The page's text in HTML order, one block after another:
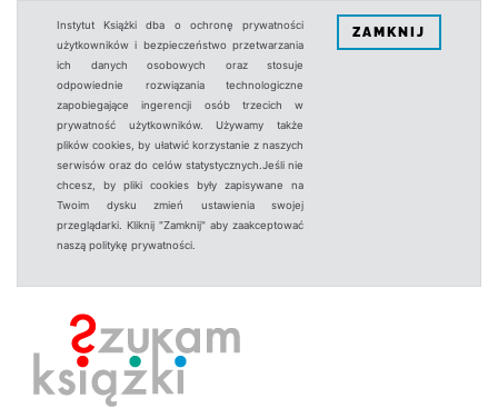
Instytut Książki dba o ochronę prywatności
użytkowników i bezpieczeństwo przetwarzania
ich danych osobowych oraz stosuje
odpowiednie rozwiązania technologiczne
zapobiegające ingerencji osób trzecich w
prywatność użytkowników. Używamy także
plików cookies, by ułatwić korzystanie z naszych
serwisów oraz do celów statystycznych.Jeśli nie
chcesz, by pliki cookies były zapisywane na
Twoim dysku zmień ustawienia swojej
przeglądarki. Kliknij "Zamknij" aby zaakceptować
naszą politykę prywatności.
ZAMKNIJ